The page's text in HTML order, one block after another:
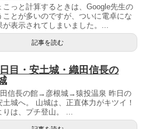
こっと計算するときは、Google先生の
ことが多いのですが、ついに電卓にな
が表示されてしまいました。...
記事を読む
目・安土城・織田信長の
信長の館→彦根城→猿投温泉 昨日の
城へ。 山城は、正直体力がキツイ！
は、プチ登山。 ...